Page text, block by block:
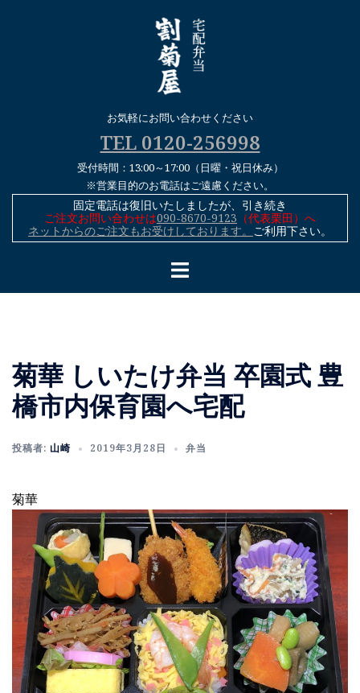
お気軽にお問い合わせください
TEL 0120-256998
受付時間：13:00～17:00（日曜・祝日休み）
※営業目的のお電話はご遠慮ください。
固定電話は復旧いたしましたが、引き続き
ご注文お問い合わせは090-8670-9123 （代表栗田）へ
ネットからのご注文もお受けしております。 ご利用下さい。
菊華 しいたけ弁当 卒園式 豊
橋市内保育園へ宅配
投稿者: 山崎 2019年3月28日 弁当
菊華